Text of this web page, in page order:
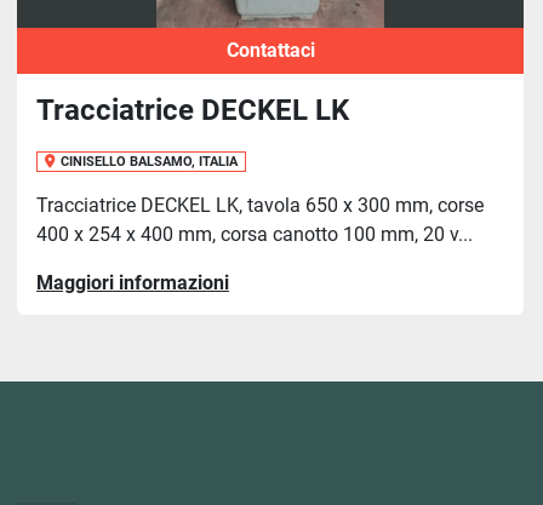
Contattaci
Tracciatrice DECKEL LK
CINISELLO BALSAMO, ITALIA
Tracciatrice DECKEL LK, tavola 650 x 300 mm, corse
400 x 254 x 400 mm, corsa canotto 100 mm, 20 v...
Maggiori informazioni